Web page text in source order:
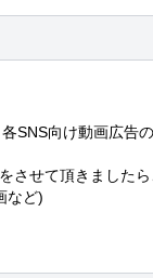
SNS向け動画広告の
させて頂きましたら
など)